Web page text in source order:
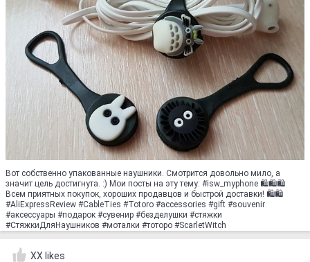
Вот собственно упакованные наушники. Смотрится довольно мило, а
значит цель достигнута. :) Мои посты на эту тему: #isw_myphone 🛍🛍🛍
Всем приятных покупок, хороших продавцов и быстрой доставки! 🛍🛍
#AliExpressReview #CableTies #Totoro #accessories #gift #souvenir
#аксессуары #подарок #сувенир #безделушки #стяжки
#СтяжкиДляНаушников #моталки #тоторо #ScarletWitch
XX likes